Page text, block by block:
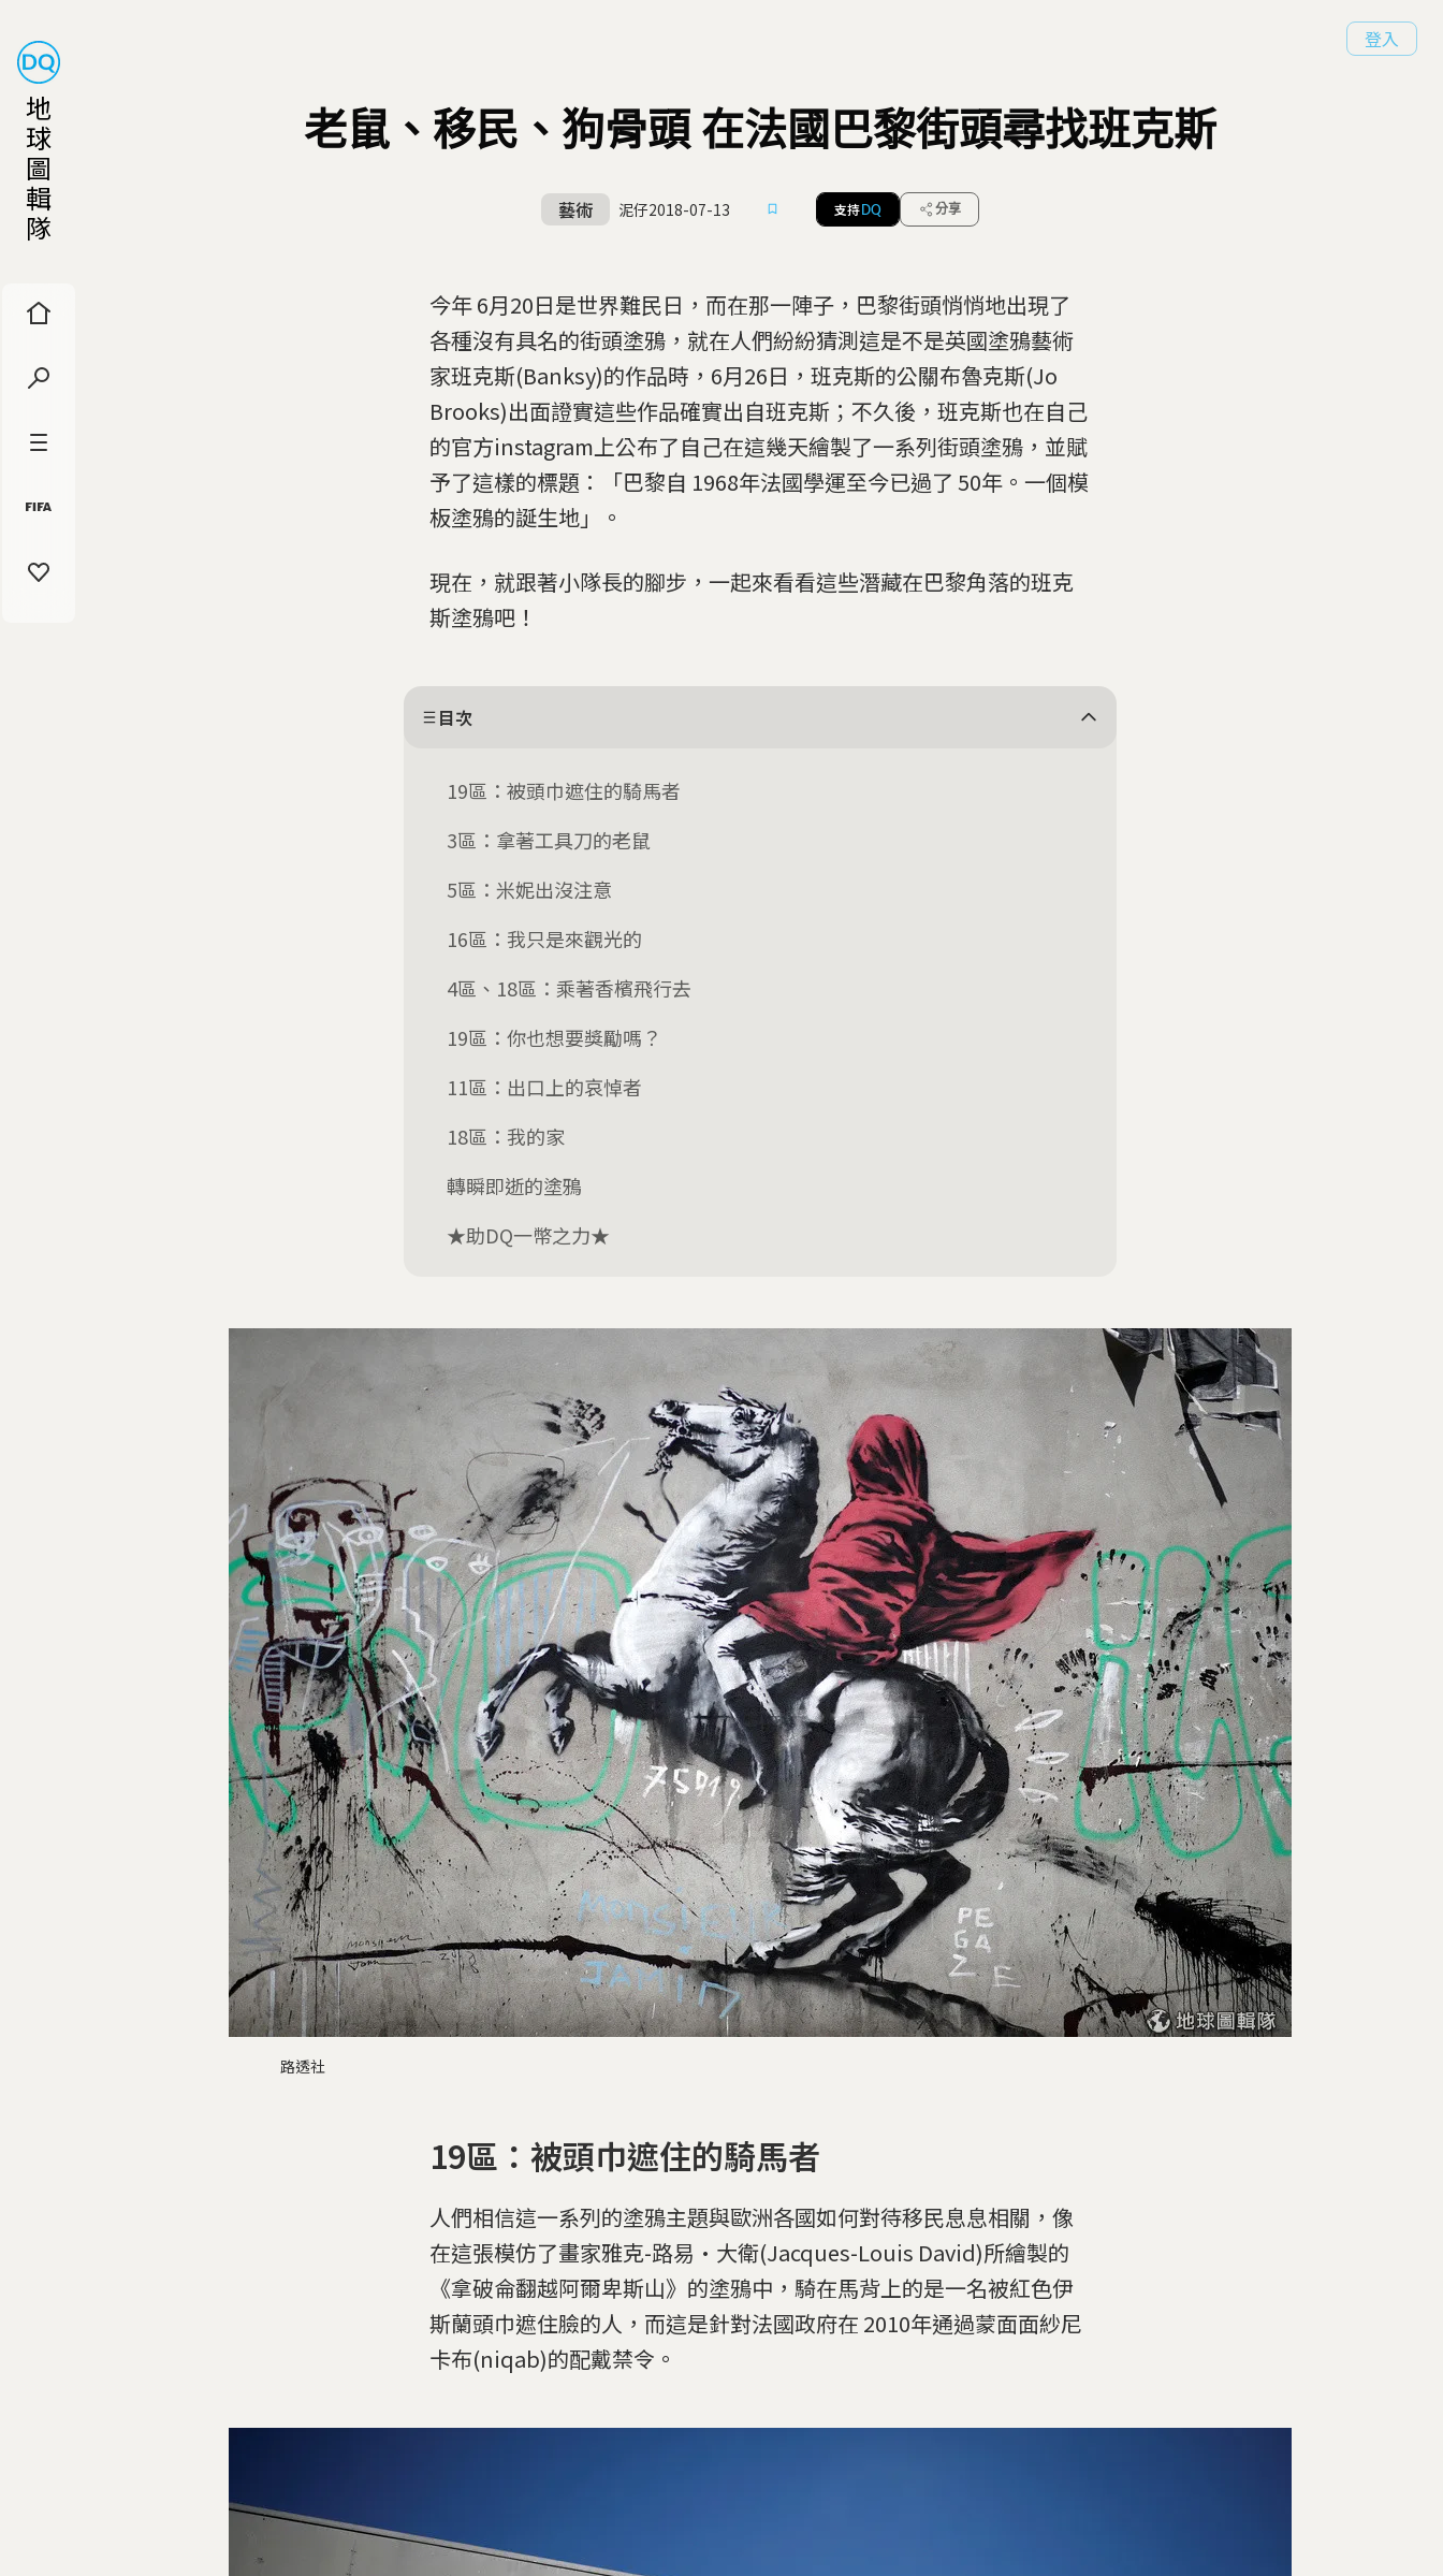
地
球
圖
輯
隊
登入
老鼠、移民、狗骨頭 在法國巴黎街頭尋找班克斯
藝術 泥仔2018-07-13 支持 DQ 分享
今年 6月20日是世界難民日，而在那一陣子，巴黎街頭悄悄地出現了
各種沒有具名的街頭塗鴉，就在人們紛紛猜測這是不是英國塗鴉藝術
家班克斯(Banksy)的作品時，6月26日，班克斯的公關布魯克斯(Jo
Brooks)出面證實這些作品確實出自班克斯；不久後，班克斯也在自己
的官方instagram上公布了自己在這幾天繪製了一系列街頭塗鴉，並賦
予了這樣的標題：「巴黎自 1968年法國學運至今已過了 50年。一個模
板塗鴉的誕生地」。
現在，就跟著小隊長的腳步，一起來看看這些潛藏在巴黎角落的班克
斯塗鴉吧！
目次
19區：被頭巾遮住的騎馬者
3區：拿著工具刀的老鼠
5區：米妮出沒注意
16區：我只是來觀光的
4區、18區：乘著香檳飛行去
19區：你也想要獎勵嗎？
11區：出口上的哀悼者
18區：我的家
轉瞬即逝的塗鴉
★助DQ一幣之力★
路透社
19區：被頭巾遮住的騎馬者
人們相信這一系列的塗鴉主題與歐洲各國如何對待移民息息相關，像
在這張模仿了畫家雅克-路易·大衛(Jacques-Louis David)所繪製的
《拿破侖翻越阿爾卑斯山》的塗鴉中，騎在馬背上的是一名被紅色伊
斯蘭頭巾遮住臉的人，而這是針對法國政府在 2010年通過蒙面面紗尼
卡布(niqab)的配戴禁令。